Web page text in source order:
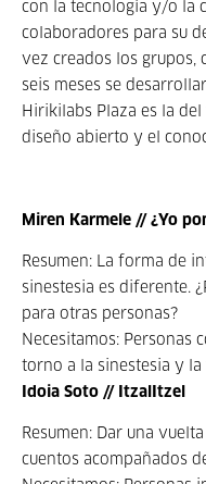
con la tecnología y/o la
colaboradores para su
vez creados los grupos,
seis meses se
Hirikilabs Plaza es la
diseño abierto y el
Miren Karmele // ¿Yo
Resumen: La forma de
sinestesia es diferente.
para otras personas?
Necesitamos: Personas
torno a la sinestesia y la
Idoia Soto // ItzalItzel
Resumen: Dar una
cuentos acompañados